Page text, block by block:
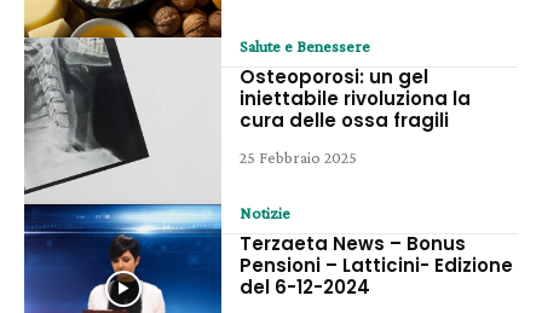
Salute e Benessere
Osteoporosi: un gel
iniettabile rivoluziona la
cura delle ossa fragili
25 Febbraio 2025
Notizie
Terzaeta News – Bonus
Pensioni – Latticini- Edizione
del 6-12-2024